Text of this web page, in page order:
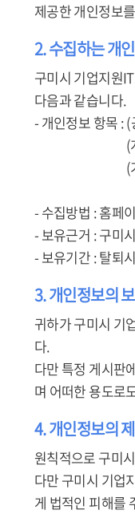
제공한 개인정보
2. 수집하는 개
구미시 기업지원
다음과 같습니다.
- 개인정보 항목 :
(개인회원)
(기업회원) 사
주소, 담당
- 수집방법 : 홈페
- 보유근거 : 구미
- 보유기간 : 탈퇴
3. 개인정보의
귀하가 구미시 기
다.
다만 특정 게시판
며 어떠한 용도로
4. 개인정보의
원칙적으로 구미
다만 구미시 기업
게 법적인 피해를